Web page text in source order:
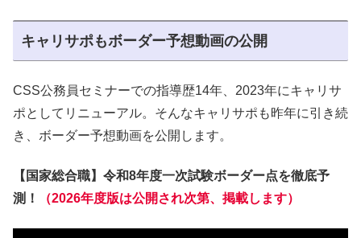
キャリサポもボーダー予想動画の公開
CSS公務員セミナーでの指導歴14年、2023年にキャリサ
ポとしてリニューアル。そんなキャリサポも昨年に引き続
き、ボーダー予想動画を公開します。
【国家総合職】令和8年度一次試験ボーダー点を徹底予
測！
（2026年度版は公開され次第、掲載します）